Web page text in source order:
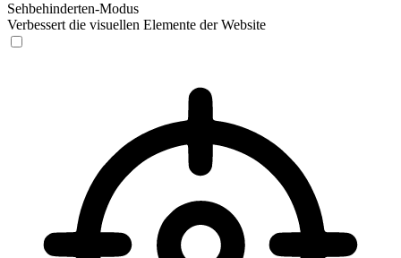
Sehbehinderten-Modus
Verbessert die visuellen Elemente der Website